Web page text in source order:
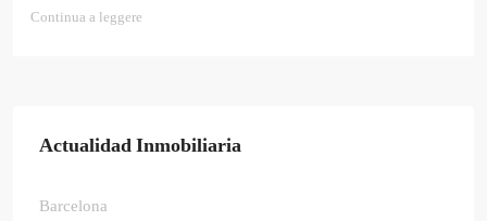
Continua a leggere
Actualidad Inmobiliaria
Barcelona